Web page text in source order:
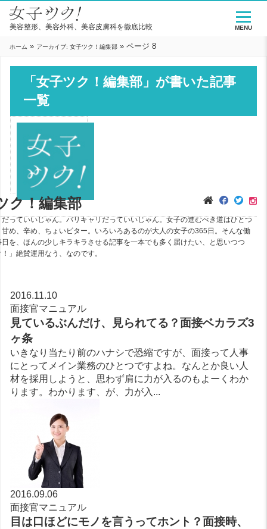
美容整形、美容外科、美容皮膚科を徹底比較
ホーム » アーカイブ: 女子ツク！編集部 » ページ 8
「女子ツク！編集部」が書いた記事
一覧
ク！編集部
っていいじゃん。バリキャリだっていいじゃん。女子の進むべき道はひとつ
め、辛め、ちょいビター。いろいろあるのが大人の女子の365日。そんな働
を、ほんの少しキラキラさせる記事を一本でも多く届けたい、と思いつつ
」絶賛運用なう、なのです。
2016.11.10
面接官マニュアル
見ているぶんだけ、見られてる？面接ベカラズ3
ヶ条
いきなり当たり前のハナシで恐縮ですが、面接って人事
にとってメイン業務のひとつですよね。なんとか良い人
材を採用しようと、思わず肩に力が入るのもよーくわか
ります。わかります、が、力が入...
2016.09.06
面接官マニュアル
目は口ほどにモノを言うってホント？面接時、
MENU